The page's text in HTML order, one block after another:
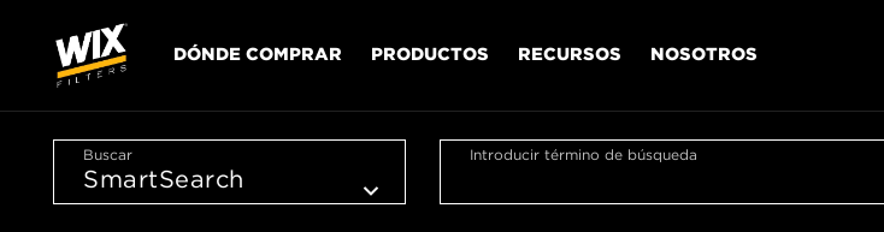
DÓNDE COMPRAR PRODUCTOS RECURSOS NOSOTROS
Buscar Introducir término de búsqueda